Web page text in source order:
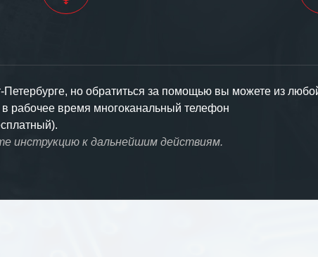
но обратиться за помощью вы можете из
рабочее время многоканальный телефон
инструкцию к дальнейшим действиям.